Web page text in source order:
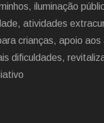
iluminação
atividades
crianças, apoio aos
dificuldades,